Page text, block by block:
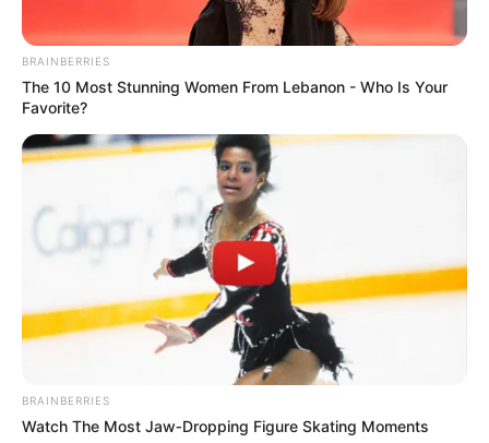
BRAINBERRIES
The 10 Most Stunning Women From Lebanon - Who Is Your
Favorite?
BRAINBERRIES
Watch The Most Jaw‑Dropping Figure Skating Moments